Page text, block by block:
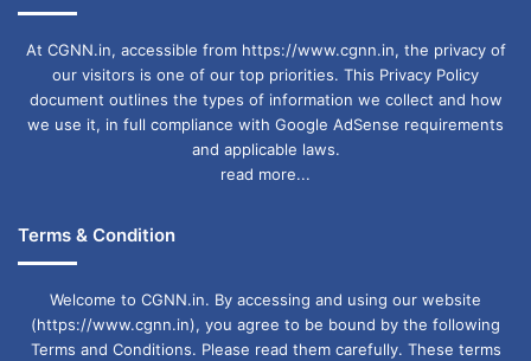
At CGNN.in, accessible from https://www.cgnn.in, the privacy of
our visitors is one of our top priorities. This Privacy Policy
document outlines the types of information we collect and how
we use it, in full compliance with Google AdSense requirements
and applicable laws.
read more...
Terms & Condition
Welcome to CGNN.in. By accessing and using our website
(https://www.cgnn.in), you agree to be bound by the following
Terms and Conditions. Please read them carefully. These terms